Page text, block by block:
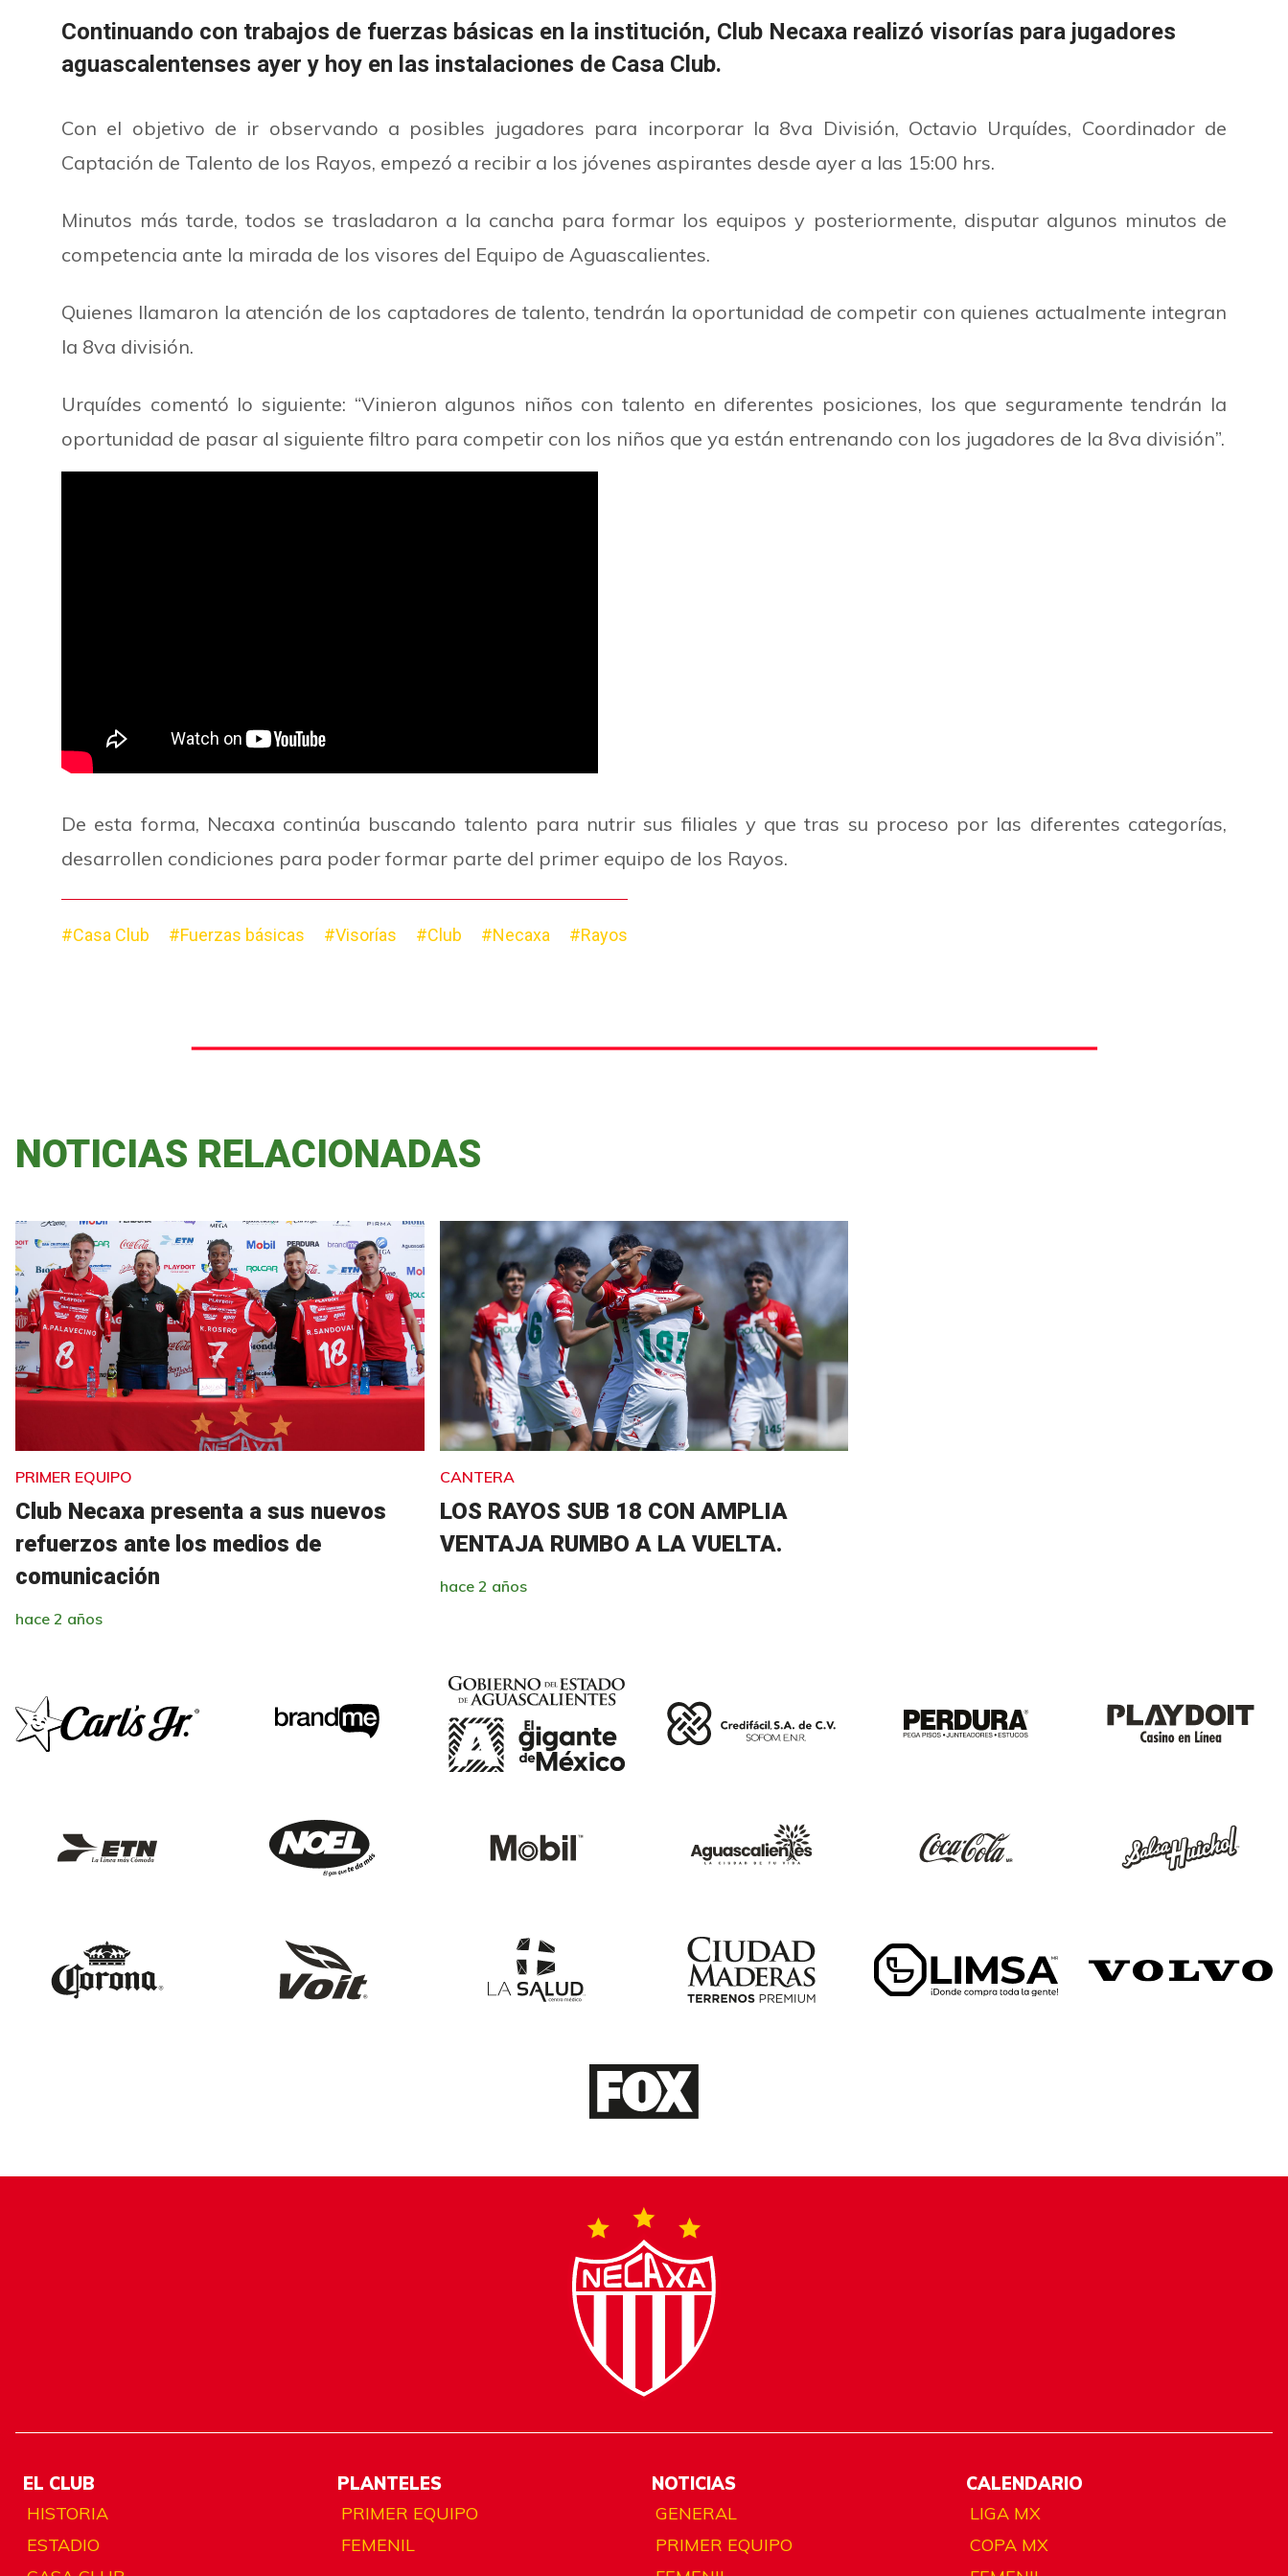
Continuando con trabajos de fuerzas básicas en la institución, Club Necaxa realizó visorías para jugadores
aguascalentenses ayer y hoy en las instalaciones de Casa Club.
Con el objetivo de ir observando a posibles jugadores para incorporar la 8va División, Octavio Urquídes, Coordinador de
Captación de Talento de los Rayos, empezó a recibir a los jóvenes aspirantes desde ayer a las 15:00 hrs.
Minutos más tarde, todos se trasladaron a la cancha para formar los equipos y posteriormente, disputar algunos minutos de
competencia ante la mirada de los visores del Equipo de Aguascalientes.
Quienes llamaron la atención de los captadores de talento, tendrán la oportunidad de competir con quienes actualmente integran
la 8va división.
Urquídes comentó lo siguiente: “Vinieron algunos niños con talento en diferentes posiciones, los que seguramente tendrán la
oportunidad de pasar al siguiente filtro para competir con los niños que ya están entrenando con los jugadores de la 8va división”.
De esta forma, Necaxa continúa buscando talento para nutrir sus filiales y que tras su proceso por las diferentes categorías,
desarrollen condiciones para poder formar parte del primer equipo de los Rayos.
#Casa Club #Fuerzas básicas #Visorías #Club #Necaxa #Rayos
NOTICIAS RELACIONADAS
PRIMER EQUIPO
Club Necaxa presenta a sus nuevos
refuerzos ante los medios de
comunicación
hace 2 años
CANTERA
LOS RAYOS SUB 18 CON AMPLIA
VENTAJA RUMBO A LA VUELTA.
hace 2 años
EL CLUB
HISTORIA
ESTADIO
PLANTELES
PRIMER EQUIPO
FEMENIL
NOTICIAS
GENERAL
PRIMER EQUIPO
CALENDARIO
LIGA MX
COPA MX